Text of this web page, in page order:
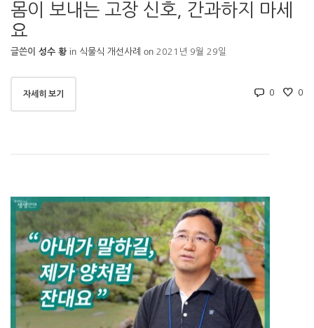
몸이 보내는 고장 신호, 간과하지 마세
요
글쓴이 성수 황 in 식물식 개선사례 on 2021년 9월 29일
자세히 보기 0 0